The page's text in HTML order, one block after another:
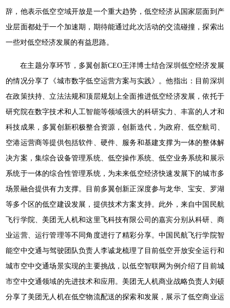
辞，他表示低空空域开放是一个重大趋势，低空经济从国家层面到产
业层面都处于一个加速期，期待能通过此次活动的交流碰撞，探索出
一些对低空经济发展的有益思路。
在主题分享环节，多翼创新CEO王洋博士结合深圳低空经济发展
的情况分享了《城市数字低空运营方案与实践》。他指出：目前深圳
在政策扶持、立法法规和顶层规划上全面推进低空经济发展，依托于
研究院在数字技术和人工智能等领域强大的科研实力、丰富的人才和
科技成果，多翼创新积极整合资源，创新迭代，为政府、低空航司、
空港运营商等提供包括软件、硬件、服务和基建支撑为一体的整体解
决方案，集综合设备管理系统、低空操作系统、低空业务系统和展示
系统于一体的综合性管理系统，为未来低空经济快速发展下的城市多
场景融合提供有力支撑。目前多翼创新正深度参与龙华、宝安、罗湖
等多个区的低空建设发展，提供技术方案支持。此外，来自中国民航
飞行学院、美团无人机和这里飞科技有限公司的嘉宾分别从科研、商
业运营、运行管理等不同角度进行了精彩分享。中国民航飞行学院智
能空中交通与驾驶团队负责人李诚龙梳理了目前低空开放安全运行和
城市空中交通场景实现的主要挑战，以低空智联网为例介绍了目前城
市空中交通领域的先进技术和应用。美团无人机商业战略负责人刘硕
分享了美团无人机在低空物流配送的探索和发展，展示了低空商业运